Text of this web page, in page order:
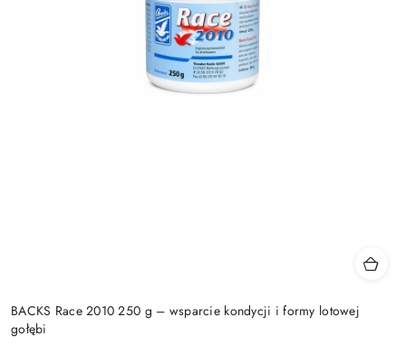
BACKS Race 2010 250 g – wsparcie kondycji i formy lotowej
gołębi